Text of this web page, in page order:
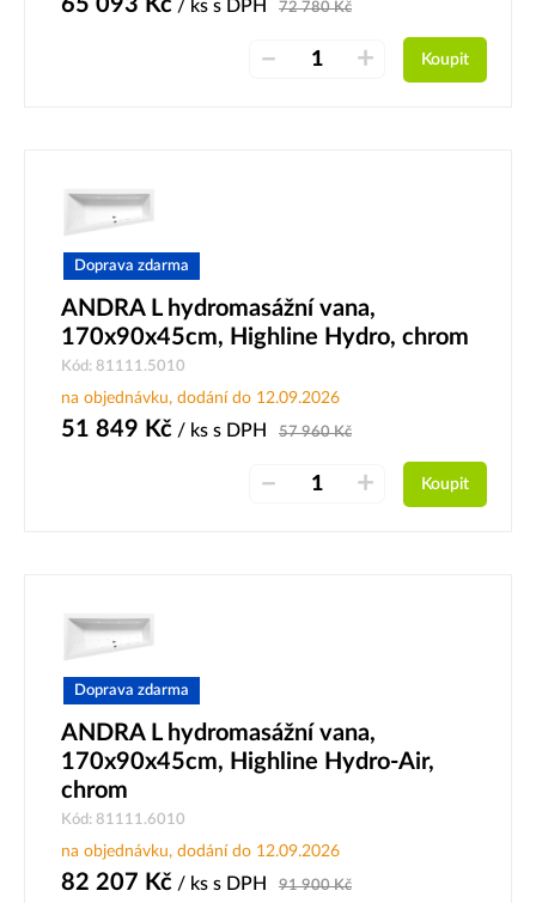
/ ks s DPH 72 780Kč
– + Koupit
Doprava zdarma
ANDRA L hydromasážní vana,
170x90x45cm, Highline Hydro, chrom
Kód: 81111.5010
na objednávku, dodání do 12.09.2026
51 849 Kč / ks s DPH 57 960Kč
– + Koupit
Doprava zdarma
ANDRA L hydromasážní vana,
170x90x45cm, Highline Hydro-Air,
chrom
Kód: 81111.6010
na objednávku, dodání do 12.09.2026
82 207 Kč / ks s DPH 91 900Kč